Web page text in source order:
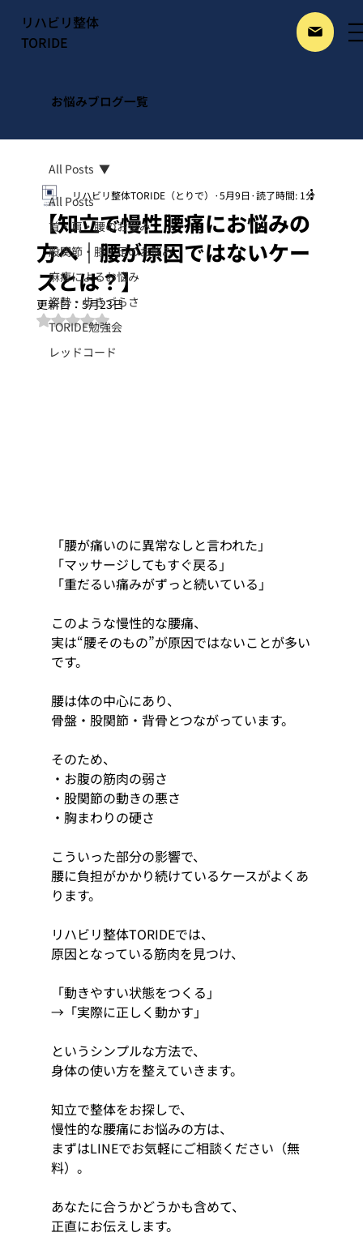
リハビリ整体
TORIDE
お悩みブログ一覧
All Posts
首・肩・腰のお悩み
股関節・膝・足のお悩み
麻痺によるお悩み
姿勢・歩きづらさ
TORIDE勉強会
レッドコード
All Posts
【知立で慢性腰痛にお悩みの
方へ｜腰が原因ではないケー
スとは？】
リハビリ整体TORIDE（とりで） 5月9日 読了時間: 1分
更新日： 5月23日
5つ星のうちNaNと評価されています。
「腰が痛いのに異常なしと言われた」
「マッサージしてもすぐ戻る」
「重だるい痛みがずっと続いている」
このような慢性的な腰痛、
実は“腰そのもの”が原因ではないことが多い
です。
腰は体の中心にあり、
骨盤・股関節・背骨とつながっています。
そのため、
・お腹の筋肉の弱さ
・股関節の動きの悪さ
・胸まわりの硬さ
こういった部分の影響で、
腰に負担がかかり続けているケースがよくあ
ります。
リハビリ整体TORIDEでは、
原因となっている筋肉を見つけ、
「動きやすい状態をつくる」
→「実際に正しく動かす」
というシンプルな方法で、
身体の使い方を整えていきます。
知立で整体をお探しで、
慢性的な腰痛にお悩みの方は、
まずはLINEでお気軽にご相談ください（無
料）。
あなたに合うかどうかも含めて、
正直にお伝えします。